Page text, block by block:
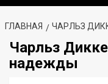
ГЛАВНАЯ ЧАРЛЬЗ
Чарльз
надежды